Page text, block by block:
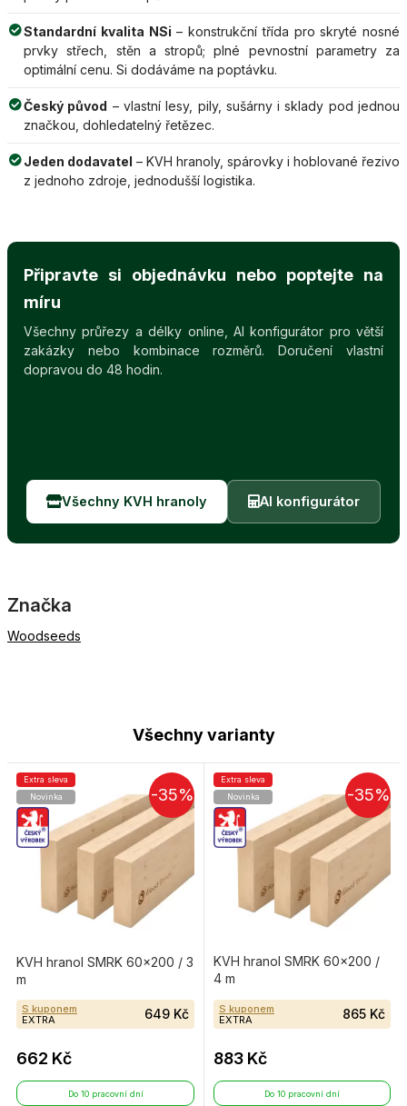
Standardní kvalita NSi – konstrukční třída pro skryté nosné
prvky střech, stěn a stropů; plné pevnostní parametry za
optimální cenu. Si dodáváme na poptávku.
Český původ – vlastní lesy, pily, sušárny i sklady pod jednou
značkou, dohledatelný řetězec.
Jeden dodavatel – KVH hranoly, spárovky i hoblované řezivo
z jednoho zdroje, jednodušší logistika.
Připravte si objednávku nebo poptejte na
míru
Všechny průřezy a délky online, AI konfigurátor pro větší
zakázky nebo kombinace rozměrů. Doručení vlastní
dopravou do 48 hodin.
Všechny KVH hranoly AI konfigurátor
Značka
Woodseeds
Všechny varianty
-35%
Extra sleva
Novinka
KVH hranol SMRK 60×200 / 3
m
S kuponem
EXTRA
649 Kč
662 Kč
Do 10 pracovní dní
-35%
Extra sleva
Novinka
KVH hranol SMRK 60×200 /
4 m
S kuponem
EXTRA
865 Kč
883 Kč
Do 10 pracovní dní